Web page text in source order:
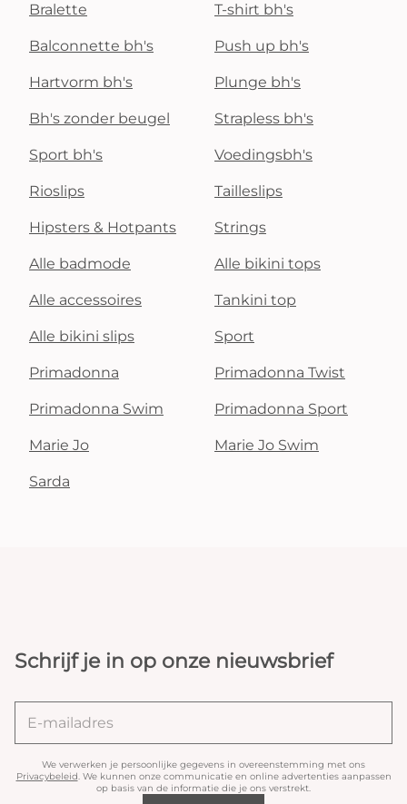
Bralette T-shirt bh's
Balconnette bh's Push up bh's
Hartvorm bh's Plunge bh's
Bh's zonder beugel Strapless bh's
Sport bh's Voedingsbh's
Rioslips Tailleslips
Hipsters & Hotpants Strings
Alle badmode Alle bikini tops
Alle accessoires Tankini top
Alle bikini slips Sport
Primadonna Primadonna Twist
Primadonna Swim Primadonna Sport
Marie Jo Marie Jo Swim
Sarda
Schrijf je in op onze nieuwsbrief
We verwerken je persoonlijke gegevens in overeenstemming met ons
Privacybeleid. We kunnen onze communicatie en online advertenties aanpassen
op basis van de informatie die je ons verstrekt.